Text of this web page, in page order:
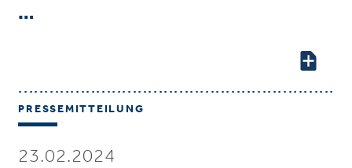
…
PRESSEMITTEILUNG
23.02.2024